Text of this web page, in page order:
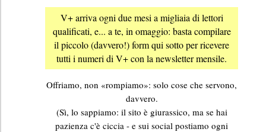
V+ arriva ogni due mesi a migliaia di lettori
qualificati, e... a te, in omaggio: basta compilare
il piccolo (davvero!) form qui sotto per ricevere
tutti i numeri di V+ con la newsletter mensile.
Offriamo, non «rompiamo»: solo cose che servono,
davvero.
(Sì, lo sappiamo: il sito è giurassico, ma se hai
pazienza c'è ciccia - e sui social postiamo ogni